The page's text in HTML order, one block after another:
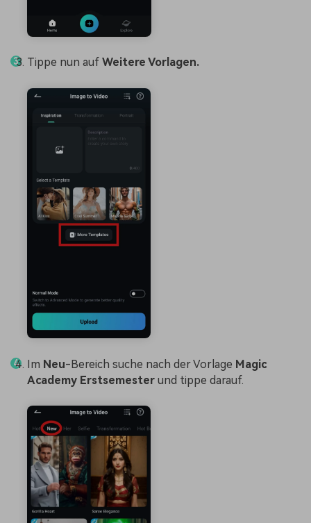
Tippe nun auf Weitere Vorlagen.
Im Neu-Bereich suche nach der Vorlage Magic
Academy Erstsemester und tippe darauf.